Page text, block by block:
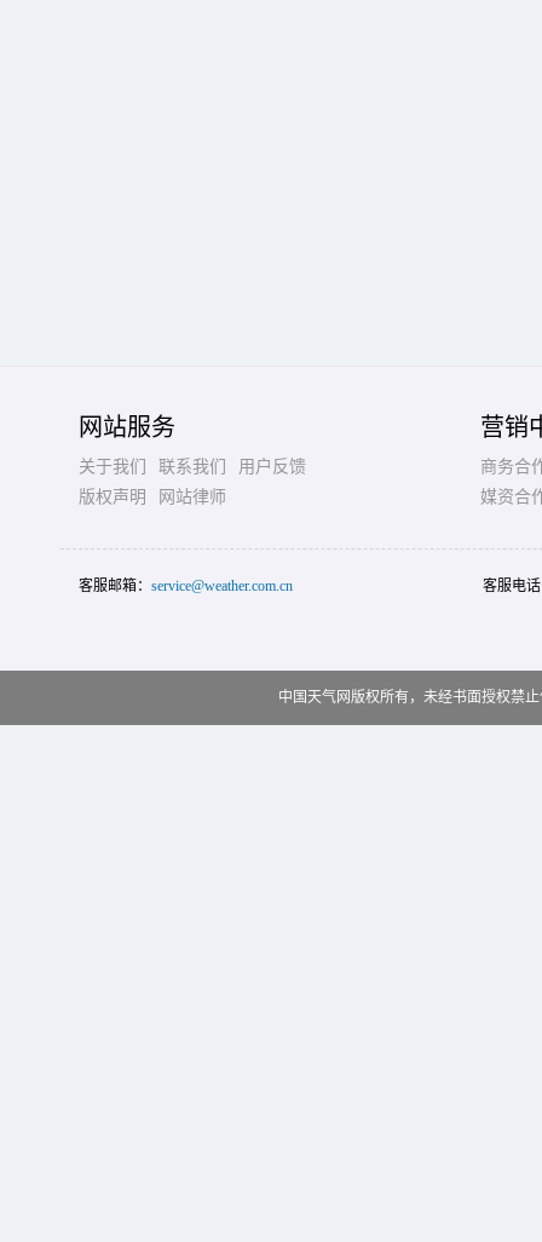
网站服务
关于我们 联系我们
用户反馈
版权声明
网站律师
营销
商务合
媒资合
客服邮箱： service@weather.com.cn 客服电
中国天气网版权所有，未经书面授权